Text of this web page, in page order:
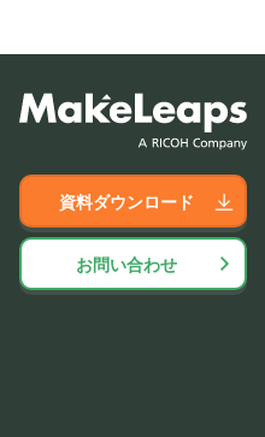
資料ダウンロード
お問い合わせ